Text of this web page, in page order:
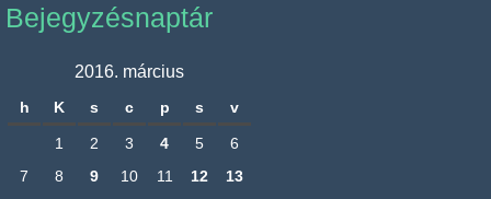
Bejegyzésnaptár
2016. március
h K s c p s v
1 2 3 4 5
6
7
8 9 10 11 12
13